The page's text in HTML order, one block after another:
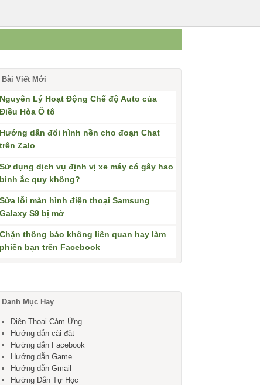
Bài Viết Mới
Nguyên Lý Hoạt Động Chế độ Auto của
Điều Hòa Ô tô
Hướng dẫn đổi hình nền cho đoạn Chat
trên Zalo
Sử dụng dịch vụ định vị xe máy có gây hao
bình ắc quy không?
Sửa lỗi màn hình điện thoại Samsung
Galaxy S9 bị mờ
Chặn thông báo không liên quan hay làm
phiền bạn trên Facebook
Danh Mục Hay
Điện Thoại Cảm Ứng
Hướng dẫn cài đặt
Hướng dẫn Facebook
Hướng dẫn Game
Hướng dẫn Gmail
Hướng Dẫn Tự Học